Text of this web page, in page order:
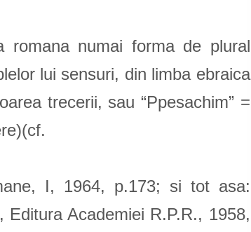
romana numai forma de plural
lui sensuri, din limba ebraica
trecerii, sau “Ppesachim” =
I, 1964, p.173; si tot asa:
Academiei R.P.R., 1958,